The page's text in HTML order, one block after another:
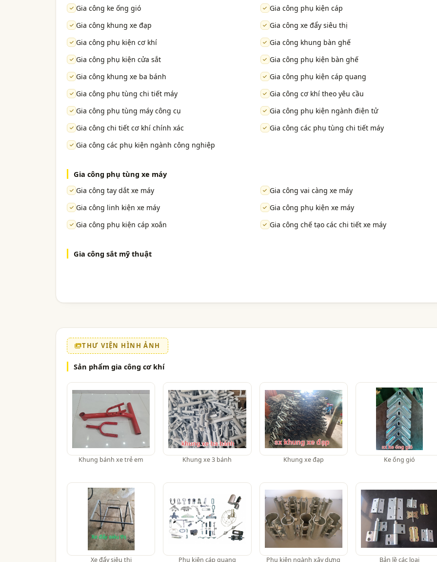
Gia công ke ống gió
Gia công phụ kiện cáp
Gia công khung xe đạp
Gia công xe đẩy siêu thị
Gia công phụ kiện cơ khí
Gia công khung bàn ghế
Gia công phụ kiện cửa sắt
Gia công phụ kiện bàn ghế
Gia công khung xe ba bánh
Gia công phụ kiện cáp quang
Gia công phụ tùng chi tiết máy
Gia công cơ khí theo yêu cầu
Gia công phụ tùng máy công cụ
Gia công phụ kiện ngành điện tử
Gia công chi tiết cơ khí chính xác
Gia công các phụ tùng chi tiết máy
Gia công các phụ kiện ngành công nghiệp
Gia công phụ tùng xe máy
Gia công tay dắt xe máy
Gia công vai càng xe máy
Gia công linh kiện xe máy
Gia công phụ kiện xe máy
Gia công phụ kiện cáp xoắn
Gia công chế tạo các chi tiết xe máy
Gia công sắt mỹ thuật
THƯ VIỆN HÌNH ẢNH
Sản phẩm gia công cơ khí
Khung bánh xe trẻ em Khung xe 3 bánh Khung xe đạp Ke ống gió
Xe đẩy siêu thị Phụ kiện cáp quang Phụ kiện ngành xây dựng Bản lề các loại